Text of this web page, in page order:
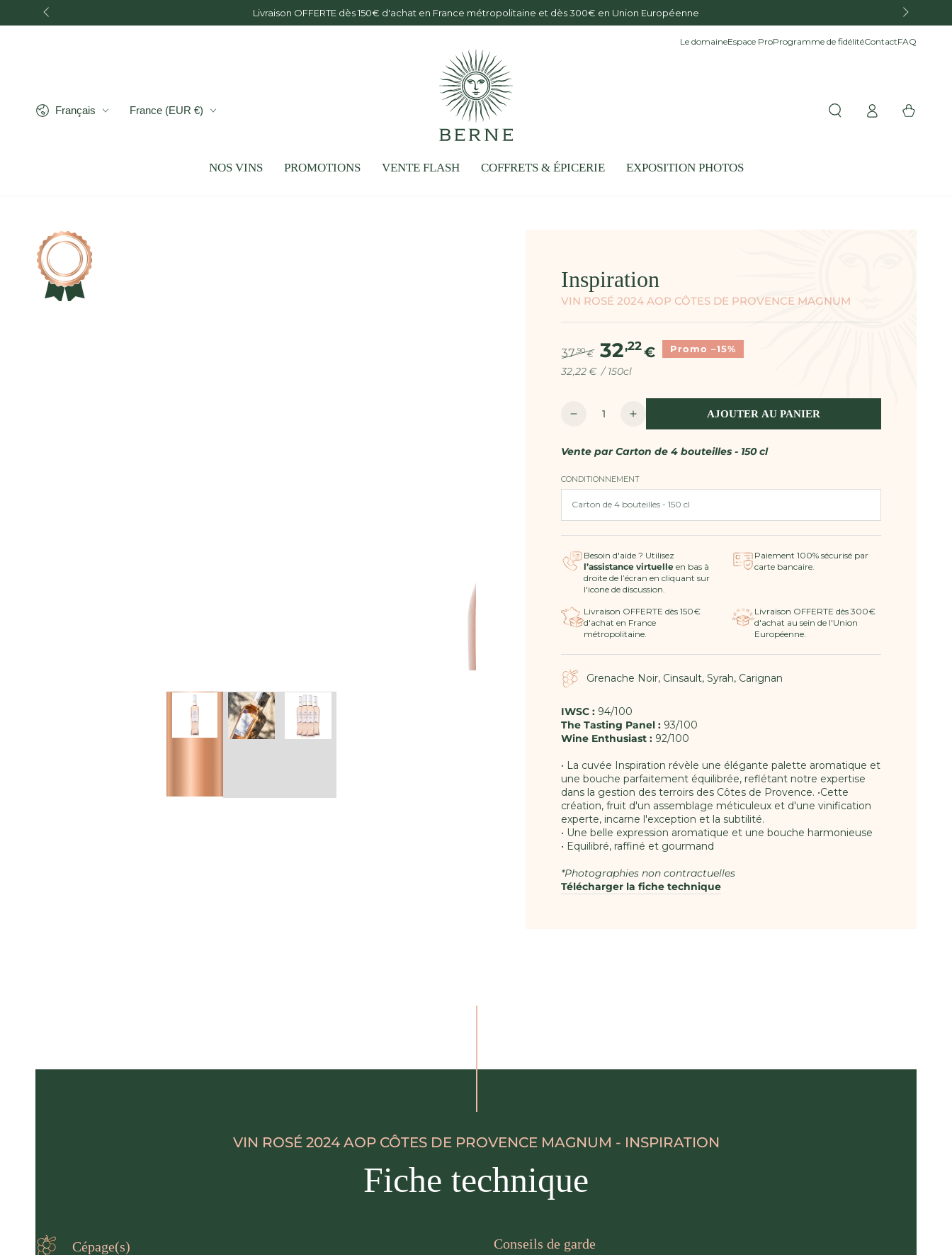
IGNORER LE
CONTENU
Livraison OFFERTE dès 150€ d'achat en France métropolitaine et dès 300€ en Union Européenne
Le domaineEspace ProProgramme de fidélitéContactFAQ
LangueFrançais Pays/région
France (EUR €)
NOS VINS PROMOTIONS VENTE FLASH COFFRETS & ÉPICERIE EXPOSITION PHOTOS
ConnexionPanier
IGNORER LES
INFORMATIONS SUR LE
PRODUIT
Inspiration
VIN ROSÉ 2024 AOP CÔTES DE PROVENCE MAGNUM
Prix
37 ,90 €
Prix
32,22€
Prix
32,22€ / par
150cl
Promo –15%
Quantité
Réduire
quantité
Vin
Rosé
2024
AOP
Côtes
de
Provence
MAGNUM
Inspiration
Augmenter
quantité
Vin
Rosé
2024
AOP
Côtes
de
Provence
MAGNUM
Inspiration
AJOUTER AU PANIER
Vente parCarton de 4 bouteilles - 150 cl
CONDITIONNEMENT
Besoin d'aide ? Utilisez
l’assistance virtuelle en bas à
droite de l’écran en cliquant sur
l'icone de discussion.
Paiement 100% sécurisé par
carte bancaire.
Livraison OFFERTE dès 150€
d'achat en France
métropolitaine.
Livraison OFFERTE dès 300€
d'achat au sein de l'Union
Européenne.
Grenache Noir, Cinsault, Syrah, Carignan
IWSC : 94/100
The Tasting Panel : 93/100
Wine Enthusiast : 92/100
• La cuvée Inspiration révèle une élégante palette aromatique et
une bouche parfaitement équilibrée, reflétant notre expertise
dans la gestion des terroirs des Côtes de Provence. •Cette
création, fruit d'un assemblage méticuleux et d'une vinification
experte, incarne l'exception et la subtilité.
• Une belle expression aromatique et une bouche harmonieuse
• Equilibré, raffiné et gourmand
*Photographies non contractuelles
Télécharger la fiche technique
VIN ROSÉ 2024 AOP CÔTES DE PROVENCE MAGNUM - INSPIRATION
Fiche technique
Cépage(s) Conseils de garde